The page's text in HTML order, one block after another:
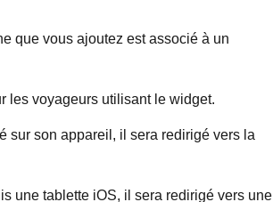
que vous ajoutez est associé à un
les voyageurs utilisant le widget.
sur son appareil, il sera redirigé vers la
une tablette iOS, il sera redirigé vers une